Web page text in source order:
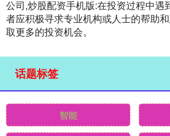
公司,炒股配资手机版:在投资过程中遇
者应积极寻求专业机构或人士的帮助
取更多的投资机会。
话题标签
智能